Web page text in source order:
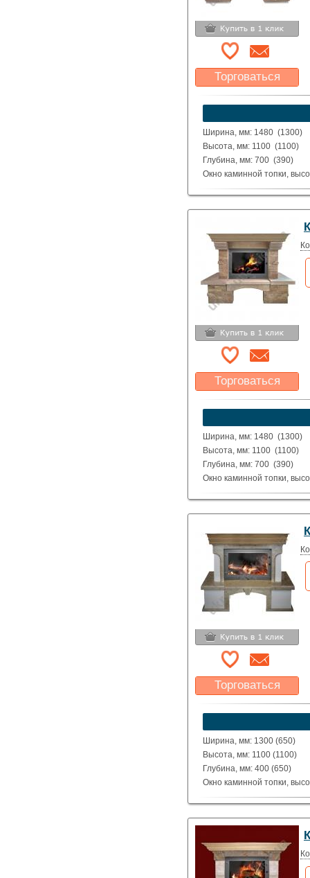
Торговаться
Какая цена Вас
устроит?
Указать цену
Ширина, мм: 1480 (1300)
Высота, мм: 1100 (1100)
Глубина, мм: 700 (390)
Окно каминной топки,
Окно каминной топки,
Исполнение: Прямой,
Торговаться
Какая цена Вас
устроит?
Указать цену
Ширина, мм: 1480 (1300)
Высота, мм: 1100 (1100)
Глубина, мм: 700 (390)
Окно каминной топки,
Окно каминной топки,
Исполнение: Прямой,
Торговаться
Какая цена Вас
устроит?
Указать цену
Ширина, мм: 1300 (650)
Высота, мм: 1100 (1100)
Глубина, мм: 400 (650)
Окно каминной топки,
Окно каминной топки,
Материал: Полированные
Исполнение: Прямой,